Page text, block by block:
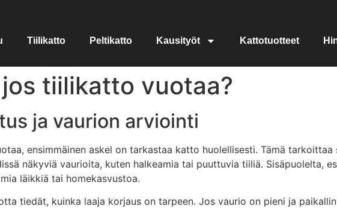
Tiilikatto Peltikatto Kausityöt Kattotuotteet
tiilikatto vuotaa?
ja vaurion arviointi
ensimmäinen askel on tarkastaa katto huolellisesti. Tämä
näkyviä vaurioita, kuten halkeamia tai puuttuvia tiiliä. Sisäpuolelta,
läikkiä tai homekasvustoa.
tiedät, kuinka laaja korjaus on tarpeen. Jos vaurio on pieni ja